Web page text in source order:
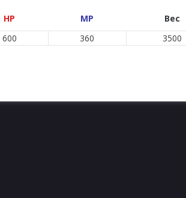
HP MP
Вес
600 360 3500